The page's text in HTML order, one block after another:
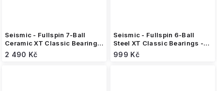
Seismic - Fullspin 7-Ball
Ceramic XT Classic Bearings
- ložiska (8 kusů)
2 490 Kč
Seismic - Fullspin 6-Ball
Steel XT Classic Bearings -
ložiska (8 kusů)
999 Kč